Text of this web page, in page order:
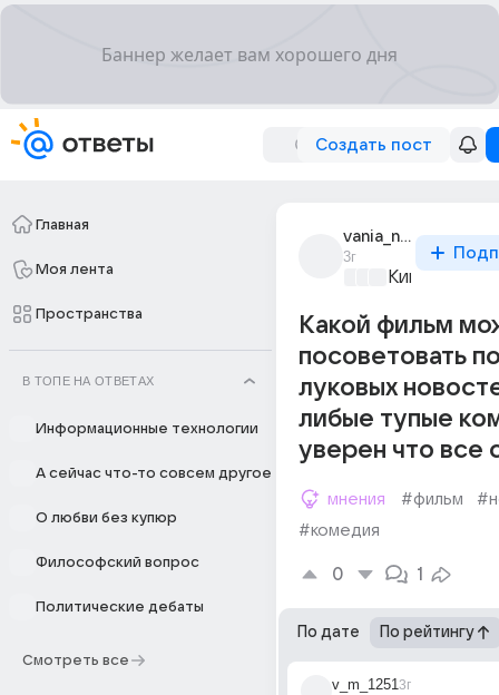
Создать пост
Главная
Моя лента
Пространства
В ТОПЕ НА ОТВЕТАХ
Информационные технологии
А сейчас что-то совсем другое
О любви без купюр
Философский вопрос
Политические дебаты
Смотреть все
vania_nemchenko_20
3г
Киномания
Какой фильм
посоветовать
луковых
либые тупые
уверен что все
мнения #фильм
#комедия
0 1
По дате По рейтингу
v_m_12513г